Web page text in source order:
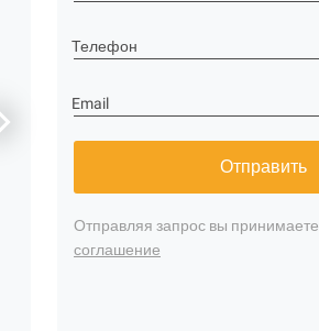
Телефон
Email
Отправить
Отправляя запрос вы принимаете
соглашение